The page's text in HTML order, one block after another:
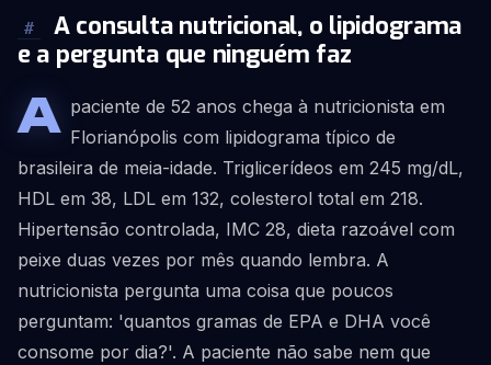
#
A consulta nutricional, o lipidograma
e a pergunta que ninguém faz
A paciente de 52 anos chega à nutricionista em
Florianópolis com lipidograma típico de
brasileira de meia-idade. Triglicerídeos em 245 mg/dL,
HDL em 38, LDL em 132, colesterol total em 218.
Hipertensão controlada, IMC 28, dieta razoável com
peixe duas vezes por mês quando lembra. A
nutricionista pergunta uma coisa que poucos
perguntam: 'quantos gramas de EPA e DHA você
consome por dia?'. A paciente não sabe nem que